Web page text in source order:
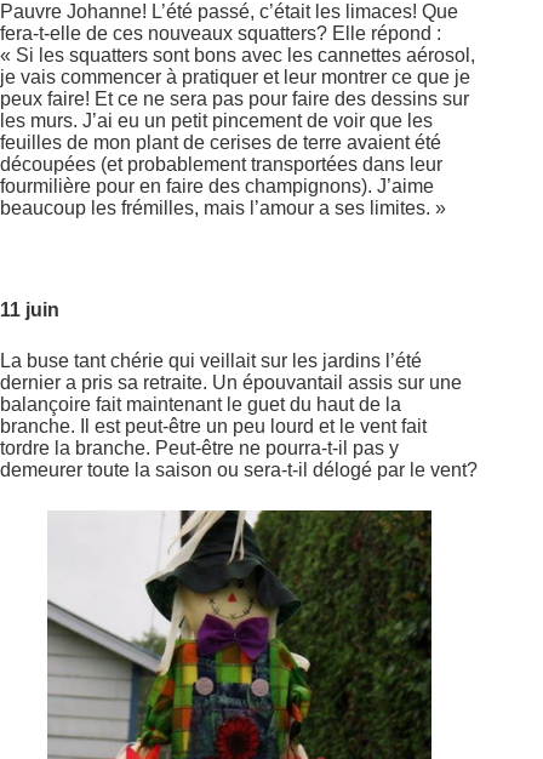
Pauvre Johanne! L’été passé, c’était les limaces! Que
fera-t-elle de ces nouveaux squatters? Elle répond :
« Si les squatters sont bons avec les cannettes aérosol,
je vais commencer à pratiquer et leur montrer ce que je
peux faire! Et ce ne sera pas pour faire des dessins sur
les murs. J’ai eu un petit pincement de voir que les
feuilles de mon plant de cerises de terre avaient été
découpées (et probablement transportées dans leur
fourmilière pour en faire des champignons). J’aime
beaucoup les frémilles, mais l’amour a ses limites. »
11 juin
La buse tant chérie qui veillait sur les jardins l’été
dernier a pris sa retraite. Un épouvantail assis sur une
balançoire fait maintenant le guet du haut de la
branche. Il est peut-être un peu lourd et le vent fait
tordre la branche. Peut-être ne pourra-t-il pas y
demeurer toute la saison ou sera-t-il délogé par le vent?